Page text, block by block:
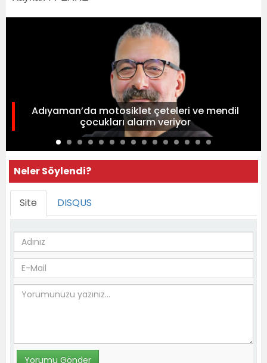
Adıyaman’da motosiklet çeteleri ve mendil
çocukları alarm veriyor
Neler Söylendi?
Site DISQUS